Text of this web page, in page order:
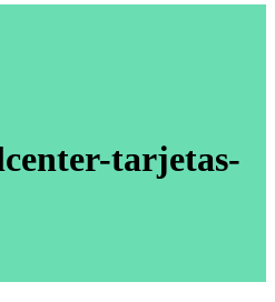
tarjetas-